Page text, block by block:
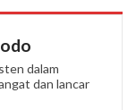
dalam
dan lancar